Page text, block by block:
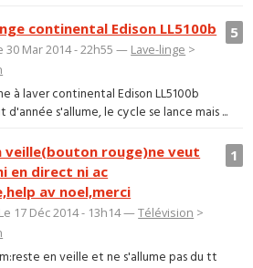
5
continental Edison LL5100b
30 Mar 2014 - 22h55 — Lave-linge >
à laver continental Edison LL5100b
s'allume, le cycle se lance mais ...
1
veille(bouton rouge)ne veut
en direct ni ac
av noel,merci
17 Déc 2014 - 13h14 —Télévision >
en veille et ne s'allume pas du tt